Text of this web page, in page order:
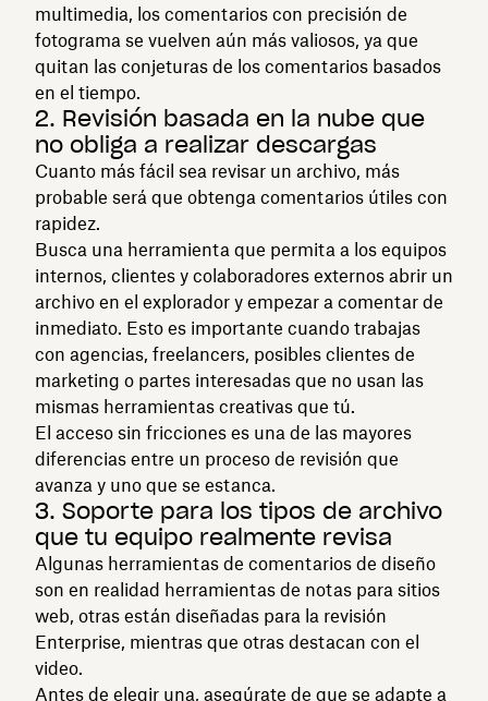
multimedia, los comentarios con precisión de
fotograma se vuelven aún más valiosos, ya que
quitan las conjeturas de los comentarios basados
en el tiempo.
2. Revisión basada en la nube que
no obliga a realizar descargas
Cuanto más fácil sea revisar un archivo, más
probable será que obtenga comentarios útiles con
rapidez.
Busca una herramienta que permita a los equipos
internos, clientes y colaboradores externos abrir un
archivo en el explorador y empezar a comentar de
inmediato. Esto es importante cuando trabajas
con agencias, freelancers, posibles clientes de
marketing o partes interesadas que no usan las
mismas herramientas creativas que tú.
El acceso sin fricciones es una de las mayores
diferencias entre un proceso de revisión que
avanza y uno que se estanca.
3. Soporte para los tipos de archivo
que tu equipo realmente revisa
Algunas herramientas de comentarios de diseño
son en realidad herramientas de notas para sitios
web, otras están diseñadas para la revisión
Enterprise, mientras que otras destacan con el
video.
Antes de elegir una, asegúrate de que se adapte a